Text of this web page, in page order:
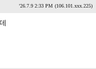
'26.7.9 2:33 PM (106.101.xxx.225)